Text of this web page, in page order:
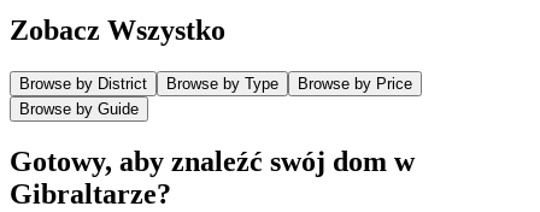
Zobacz Wszystko
Browse by District Browse by Type
Browse by Price
Browse by Guide
Gotowy, aby znaleźć swój dom w
Gibraltarze?